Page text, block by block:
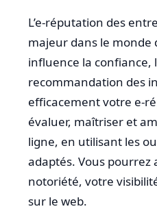
L’e-réputation des
majeur dans le monde
influence la confiance,
recommandation des
efficacement votre e-
évaluer, maîtriser et
ligne, en utilisant les
adaptés. Vous
notoriété, votre
sur le web.